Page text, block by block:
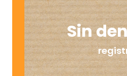
Sin